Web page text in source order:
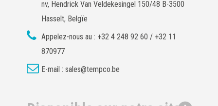
nv, Hendrick Van Veldekesingel 150/48 B-3500
Hasselt, Belgïe
Appelez-nous au : +32 4 248 92 60 / +32 11
870977
E-mail : sales@tempco.be